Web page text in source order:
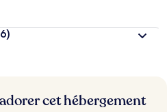
cet hébergement